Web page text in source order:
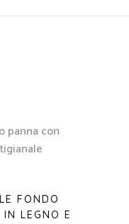
FONDO
LEGNO E